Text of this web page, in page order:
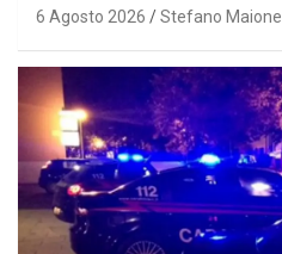
6 Agosto 2026 Stefano Maione